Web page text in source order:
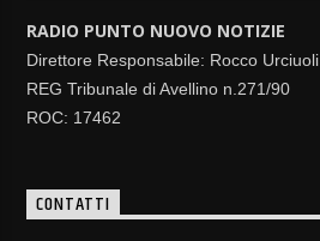
RADIO PUNTO NUOVO NOTIZIE
Direttore Responsabile: Rocco Urciuoli
REG Tribunale di Avellino n.271/90
ROC: 17462
CONTATTI